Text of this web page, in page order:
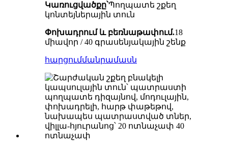
Կառուցվածքը՝Պողպատե շքեղ
կոնտեյներային տուն
Փոխադրում և բեռնաթափում.18
միավոր / 40 գրասենյակային շենք
հարցումմանրամասն